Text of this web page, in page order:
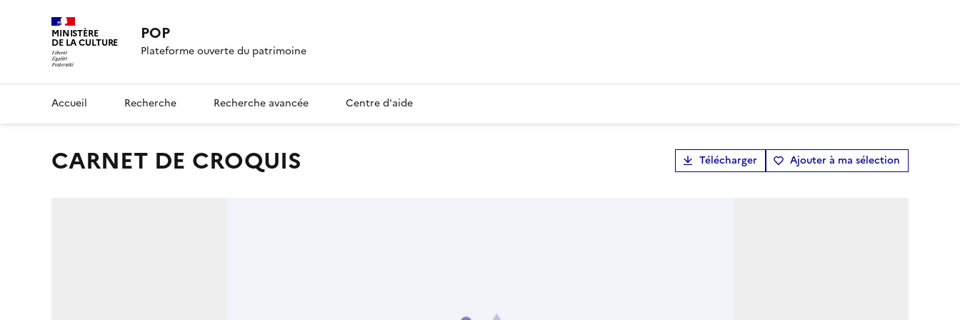
MINISTÈRE
DE LA CULTURE POP
Plateforme ouverte du patrimoine
Accueil Recherche Recherche avancée Centre d'aide
CARNET DE CROQUIS Télécharger Ajouter à ma sélection